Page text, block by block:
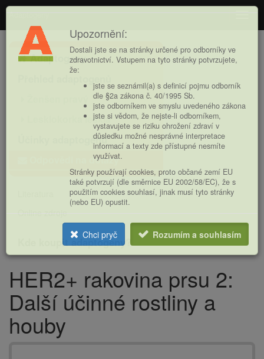
Adaptogeny
Hlavní
nabídkaAdaptogeny
Lesklokorka lesklá
Účinky adaptogenů
Odpovědi na dotazy
Online zdroje
Kde koupit adaptogeny?
Drobečková
navigace
HER2+ rakovina prsu 2:
Další účinné rostliny a
houby
Upozornění:
Dostali jste se na stránky určené pro odborníky ve
zdravotnictví. Vstupem na tyto stránky potvrzujete,
že:
jste se seznámil(a) s definicí pojmu odborník
dle §2a zákona č. 40/1995 Sb.
jste odborníkem ve smyslu uvedeného zákona
jste si vědom, že nejste-li odborníkem,
vystavujete se riziku ohrožení zdraví v
důsledku možné nesprávné interpretace
informací a texty zde přístupné nesmíte
využívat.
Stránky používají cookies, proto občané zemí EU
také potvrzují (dle směrnice EU 2002/58/EC), že s
použitím cookies souhlasí, jinak musí tyto stránky
(nebo EU) opustit.
Chci pryč Rozumím a souhlasím